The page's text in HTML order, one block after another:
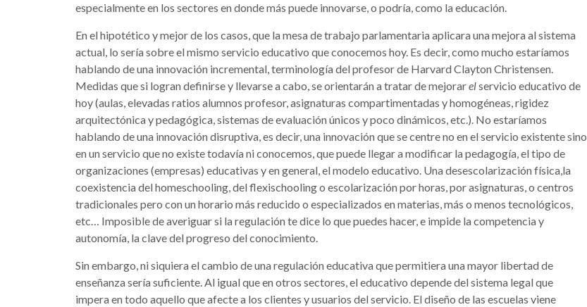
especialmente en los sectores en donde más puede innovarse, o podría, como la educación.
En el hipotético y mejor de los casos, que la mesa de trabajo parlamentaria aplicara una mejora al sistema
actual, lo sería sobre el mismo servicio educativo que conocemos hoy. Es decir, como mucho estaríamos
hablando de una innovación incremental, terminología del profesor de Harvard Clayton Christensen.
Medidas que si logran definirse y llevarse a cabo, se orientarán a tratar de mejorarelservicio educativo de
hoy (aulas, elevadas ratios alumnos profesor, asignaturas compartimentadas y homogéneas, rigidez
arquitectónica y pedagógica, sistemas de evaluación únicos y poco dinámicos, etc.). No estaríamos
hablando de una innovación disruptiva, es decir, una innovación que se centre no en el servicio existente sino
en un servicio que no existe todavía ni conocemos, que puede llegar a modificar la pedagogía, el tipo de
organizaciones (empresas) educativas y en general, el modelo educativo. Una desescolarización física,la
coexistencia del homeschooling, del flexischooling o escolarización por horas, por asignaturas, o centros
tradicionales pero con un horario más reducido o especializados en materias, más o menos tecnológicos,
etc… Imposible de averiguar si la regulación te dice lo que puedes hacer, e impide la competencia y
autonomía, la clave del progreso del conocimiento.
Sin embargo, ni siquiera el cambio de una regulación educativa que permitiera una mayor libertad de
enseñanza sería suficiente. Al igual que en otros sectores, el educativo depende del sistema legal que
impera en todo aquello que afecte a los clientes y usuarios del servicio. El diseño de las escuelas viene